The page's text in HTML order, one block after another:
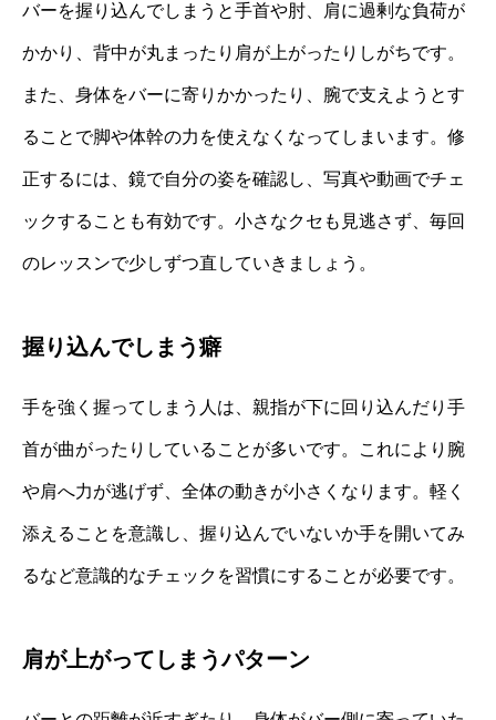
バーを握り込んでしまうと手首や肘、肩に過剰な負荷が
かかり、背中が丸まったり肩が上がったりしがちです。
また、身体をバーに寄りかかったり、腕で支えようとす
ることで脚や体幹の力を使えなくなってしまいます。修
正するには、鏡で自分の姿を確認し、写真や動画でチェ
ックすることも有効です。小さなクセも見逃さず、毎回
のレッスンで少しずつ直していきましょう。
握り込んでしまう癖
手を強く握ってしまう人は、親指が下に回り込んだり手
首が曲がったりしていることが多いです。これにより腕
や肩へ力が逃げず、全体の動きが小さくなります。軽く
添えることを意識し、握り込んでいないか手を開いてみ
るなど意識的なチェックを習慣にすることが必要です。
肩が上がってしまうパターン